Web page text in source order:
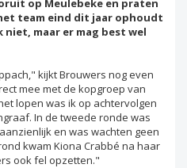
op Meulebeke en praten
team eind dit jaar ophoudt
niet, maar er mag best wel
kijkt Brouwers nog even
mee met de kopgroep van
lopen was ik op achtervolgen
In de tweede ronde was
en was wachten geen
kwam Kiona Crabbé na haar
ook fel opzetten."